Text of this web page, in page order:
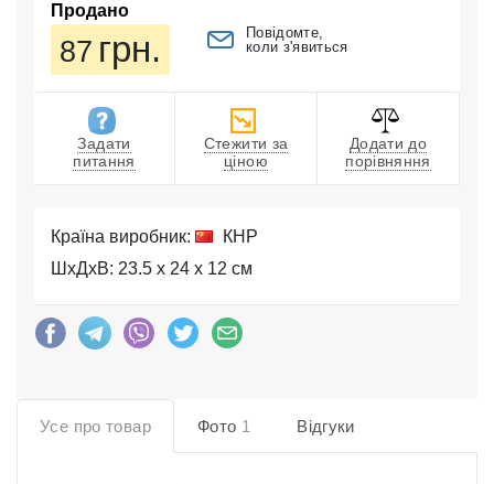
Продано
87 грн.
Повідомте,
коли з'явиться
Задати
питання
Стежити за
ціною
Додати до
порівняння
Країна виробник:
КНР
ШхДхВ: 23.5 x 24 x 12 см
Усе про товар Фото 1 Відгуки